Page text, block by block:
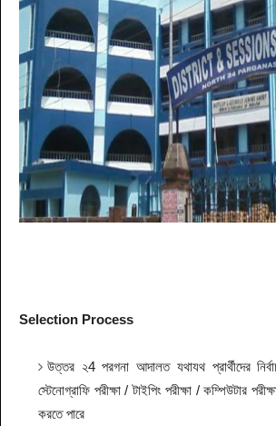
Selection Process
উত্তর ২4 পরগনা আদালত যথাযথ প্রার্থীদের
স্টেনোগ্রাফি পরীক্ষা / টাইপিং পরীক্ষা / কম্পিউটার
করতে পারে